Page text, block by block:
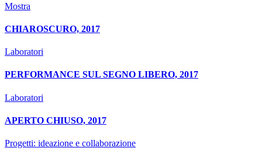
Mostra
CHIAROSCURO, 2017
Laboratori
PERFORMANCE SUL SEGNO LIBERO, 2017
Laboratori
APERTO CHIUSO, 2017
Progetti: ideazione e collaborazione